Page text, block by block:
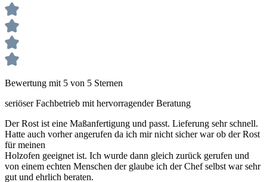
Bewertung mit 5 von 5 Sternen
seriöser Fachbetrieb mit hervorragender Beratung
Der Rost ist eine Maßanfertigung und passt. Lieferung sehr schnell.
Hatte auch vorher angerufen da ich mir nicht sicher war ob der Rost
für meinen
Holzofen geeignet ist. Ich wurde dann gleich zurück gerufen und
von einem echten Menschen der glaube ich der Chef selbst war sehr
gut und ehrlich beraten.